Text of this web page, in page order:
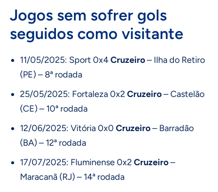
Jogos sem sofrer gols
seguidos como visitante
11/05/2025: Sport 0x4Cruzeiro– Ilha do Retiro
(PE) – 8ª rodada
25/05/2025: Fortaleza 0x2 Cruzeiro– Castelão
(CE) – 10ª rodada
12/06/2025: Vitória 0x0 Cruzeiro– Barradão
(BA) – 12ª rodada
17/07/2025: Fluminense 0x2 Cruzeiro–
Maracanã (RJ) – 14ª rodada